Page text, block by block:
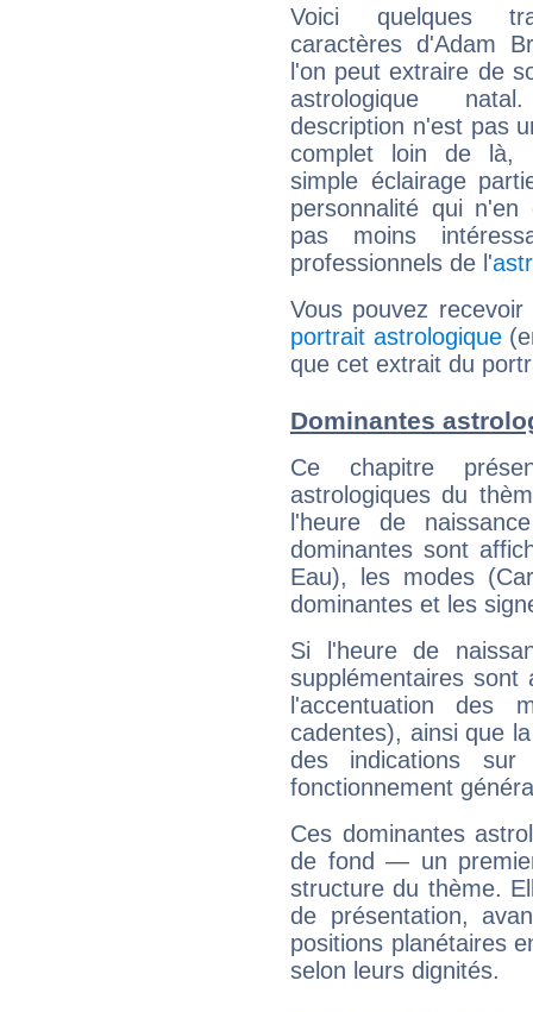
Voici quelques
caractères d'Adam
l'on peut extraire de
astrologique
description n'est pas
complet loin de là,
simple éclairage
personnalité qui n'en
pas moins
professionnels de l'
Vous pouvez
portrait astrologique
que cet extrait du
Dominantes
Ce chapitre
astrologiques du
l'heure de
dominantes sont
Eau), les modes
dominantes et les
Si l'heure de
supplémentaires sont
l'accentuation des
cadentes), ainsi que
des indications sur
fonctionnement
Ces dominantes
de fond — un
structure du thème.
de présentation,
positions planétaires
selon leurs dignités.